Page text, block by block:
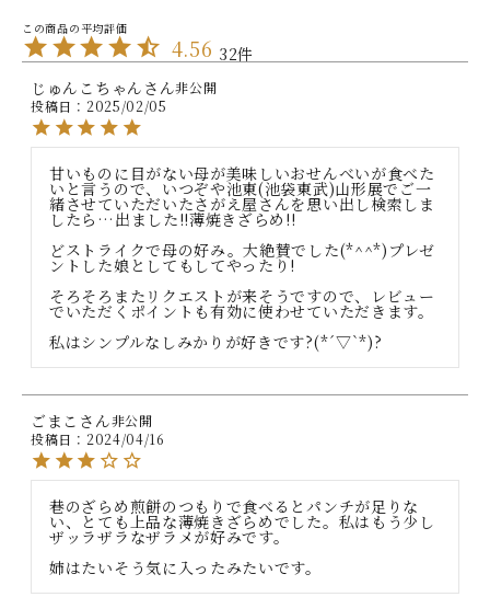
4.56 32
じゅんこちゃん
非公開
投稿日
2025/02/05
甘いものに目がない母が美味しいおせんべいが食べた
いと言うので、いつぞや池東(池袋東武)山形展でご一
緒させていただいたさがえ屋さんを思い出し検索しま
したら…出ました!!薄焼きざらめ!!
どストライクで母の好み。大絶賛でした(*^^*)プレゼ
ントした娘としてもしてやったり!
そろそろまたリクエストが来そうですので、レビュー
でいただくポイントも有効に使わせていただきます。
私はシンプルなしみかりが好きです?(*´▽`*)?
ごまこ
非公開
投稿日
2024/04/16
巷のざらめ煎餅のつもりで食べるとパンチが足りな
い、とても上品な薄焼きざらめでした。私はもう少し
ザッラザラなザラメが好みです。
姉はたいそう気に入ったみたいです。